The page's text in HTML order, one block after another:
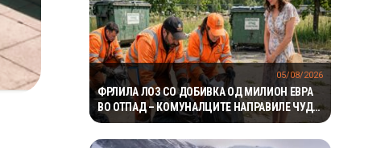
ФРЛИЛА ЛОЗ СО ДОБИВКА ОД МИЛИОН ЕВРА
ВО ОТПАД – КОМУНАЛЦИТЕ НАПРАВИЛЕ ЧУДО
ЗА ДА ГО ПРОНАЈДАТ
05/08/2026